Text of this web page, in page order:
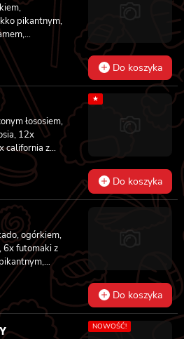
pikantnym,
8x
imbirem,
teriyaki i
panko,
i
panko,
sosem
w
Do koszyka
łososiem,
12x
california z
w
8x maki z
z łososiem,
★
Do koszyka
ogórkiem,
6x futomaki z
Do koszyka
NOWOŚĆ!